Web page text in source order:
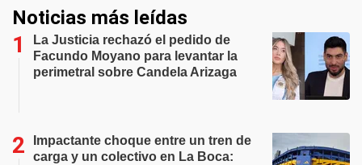
Noticias más leídas
La Justicia rechazó el pedido de
Facundo Moyano para levantar la
perimetral sobre Candela Arizaga
Impactante choque entre un tren de
carga y un colectivo en La Boca: